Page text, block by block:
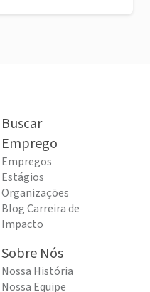
Buscar
Emprego
Empregos
Estágios
Organizações
Blog Carreira de
Impacto
Sobre Nós
Nossa História
Nossa Equipe